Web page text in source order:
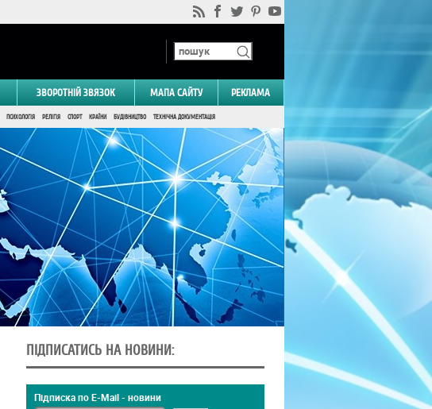
ЗВОРОТНІЙ ЗВЯЗОК МАПА САЙТУ РЕКЛАМА
ПСИХОЛОГІЯ РЕЛІГІЯ СПОРТ КРАЇНИ БУДІВНИЦТВО ТЕХНІЧНА ДОКУМЕНТАЦІЯ
ПІДПИСАТИСЬ НА НОВИНИ:
Підписка по E-Mail - новини